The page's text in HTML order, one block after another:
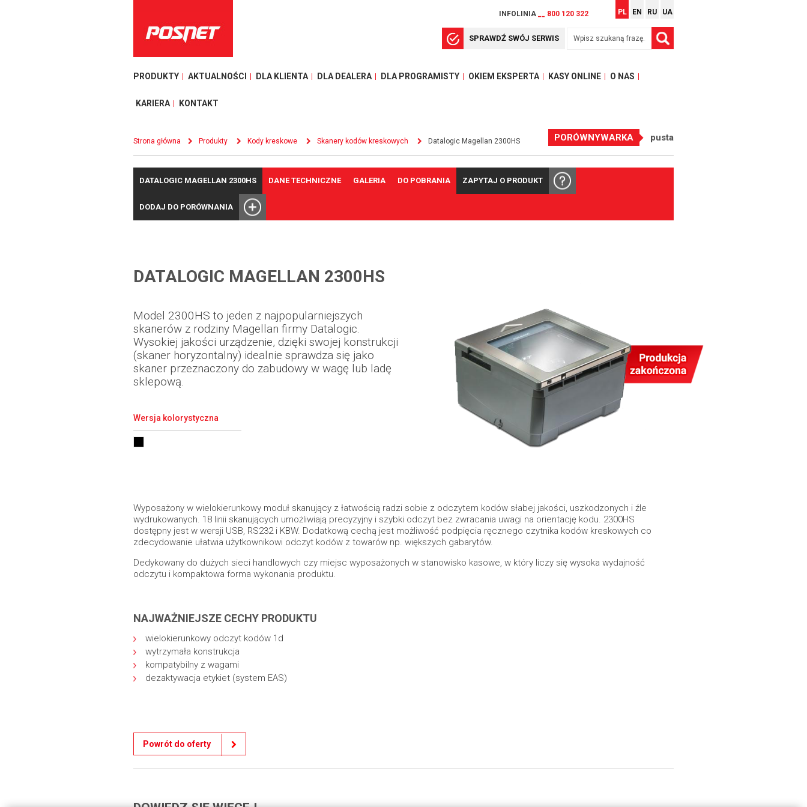
INFOLINIA __ 800 120 322 PL EN RU UA
SPRAWDŹ SWÓJ SERWIS
PRODUKTY AKTUALNOŚCI DLA KLIENTA DLA DEALERA DLA PROGRAMISTY OKIEM EKSPERTA KASY ONLINE O NAS
KARIERA KONTAKT
Strona główna Produkty Kody kreskowe Skanery kodów kreskowych Datalogic Magellan 2300HS PORÓWNYWARKA pusta
DATALOGIC MAGELLAN 2300HS DANE TECHNICZNE GALERIA DO POBRANIA ZAPYTAJ O PRODUKT
DODAJ DO PORÓWNANIA
DATALOGIC MAGELLAN 2300HS
Model 2300HS to jeden z najpopularniejszych
skanerów z rodziny Magellan firmy Datalogic.
Wysokiej jakości urządzenie, dzięki swojej konstrukcji
(skaner horyzontalny) idealnie sprawdza się jako
skaner przeznaczony do zabudowy w wagę lub ladę
sklepową.
Wersja kolorystyczna
Wyposażony w wielokierunkowy moduł skanujący z łatwością radzi sobie z odczytem kodów słabej jakości, uszkodzonych i źle
wydrukowanych. 18 linii skanujących umożliwiają precyzyjny i szybki odczyt bez zwracania uwagi na orientację kodu. 2300HS
dostępny jest w wersji USB, RS232 i KBW. Dodatkową cechą jest możliwość podpięcia ręcznego czytnika kodów kreskowych co
zdecydowanie ułatwia użytkownikowi odczyt kodów z towarów np. większych gabarytów.
Dedykowany do dużych sieci handlowych czy miejsc wyposażonych w stanowisko kasowe, w który liczy się wysoka wydajność
odczytu i kompaktowa forma wykonania produktu.
NAJWAŻNIEJSZE CECHY PRODUKTU
wielokierunkowy odczyt kodów 1d
wytrzymała konstrukcja
kompatybilny z wagami
dezaktywacja etykiet (system EAS)
Powrót do oferty